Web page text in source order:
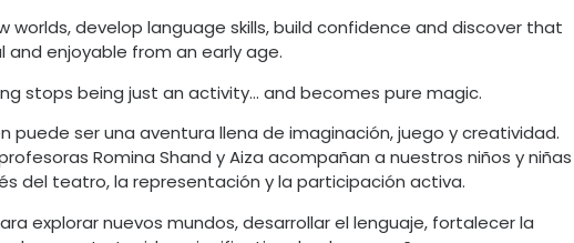
develop language skills, build confidence and discover that
enjoyable from an early age.
stops being just an activity… and becomes pure magic.
puede ser una aventura llena de imaginación, juego y creatividad.
Romina Shand y Aiza acompañan a nuestros niños y niñas
del teatro, la representación y la participación activa.
explorar nuevos mundos, desarrollar el lenguaje, fortalecer la